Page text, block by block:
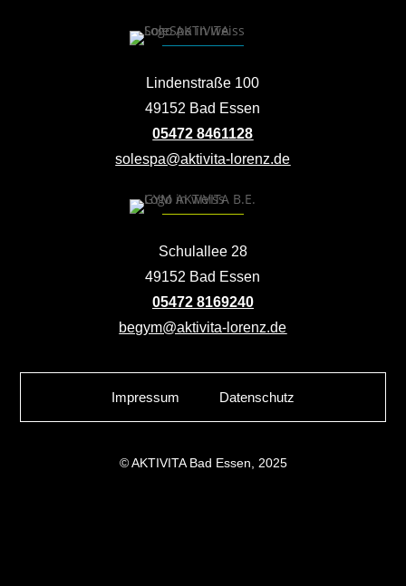
Lindenstraße 100
49152 Bad Essen
05472 8461128
solespa@aktivita-lorenz.de
Schulallee 28
49152 Bad Essen
05472 8169240
begym@aktivita-lorenz.de
Impressum Datenschutz
© AKTIVITA Bad Essen, 2025